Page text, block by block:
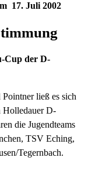
17. Juli 2002
Cup der D-
ließ es sich
Holledauer D-
die Jugendteams
TSV Eching,
Tegernbach.